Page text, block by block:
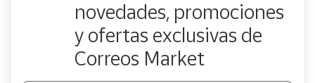
novedades, promociones
y ofertas exclusivas de
Correos Market